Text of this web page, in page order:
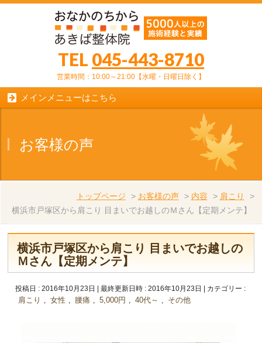
TEL 045-443-8710
営業時間：10:00～21:00【水曜・日曜日除く】
メインメニューはこちら
お客様の声
トップページ > お客様の声 > 内容 > 肩こり
>
横浜市戸塚区から肩こり 目まいでお越しのＭさん【定期メンテ】
横浜市戸塚区から肩こり 目まいでお越しの
Ｍさん【定期メンテ】
投稿日 : 2016年10月23日 最終更新日時 : 2016年10月23日 カテゴリー :
肩こり 女性 腰痛 5,000円 40代～ その他